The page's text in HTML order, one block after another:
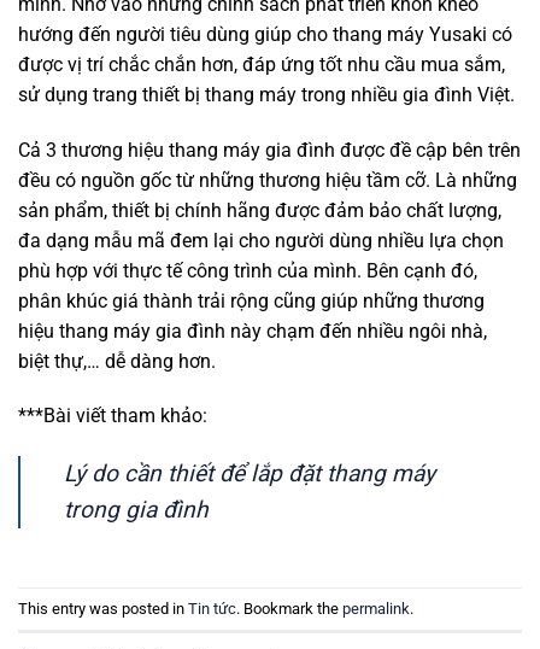
hướng đến người tiêu dùng giúp cho thang máy Yusaki có
được vị trí chắc chắn hơn, đáp ứng tốt nhu cầu mua sắm,
sử dụng trang thiết bị thang máy trong nhiều gia đình Việt.
Cả 3 thương hiệu thang máy gia đình được đề cập bên trên
đều có nguồn gốc từ những thương hiệu tầm cỡ. Là những
sản phẩm, thiết bị chính hãng được đảm bảo chất lượng,
đa dạng mẫu mã đem lại cho người dùng nhiều lựa chọn
phù hợp với thực tế công trình của mình. Bên cạnh đó,
phân khúc giá thành trải rộng cũng giúp những thương
hiệu thang máy gia đình này chạm đến nhiều ngôi nhà,
biệt thự,… dễ dàng hơn.
***Bài viết tham khảo:
Lý do cần thiết để lắp đặt thang máy
trong gia đình
This entry was posted in Tin tức. Bookmark the permalink.